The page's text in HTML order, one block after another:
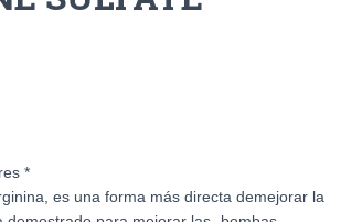
*
es una forma más directa demejorar la